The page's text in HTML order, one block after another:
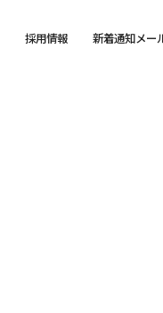
採用情報 新着通知メー